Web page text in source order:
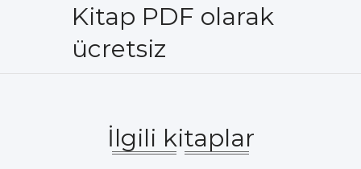
Kitap PDF olarak
ücretsiz
İlgili kitaplar